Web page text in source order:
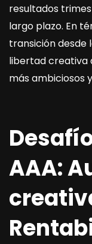
resultados
largo plazo. En
transición desde
libertad creativa
más ambiciosos
AAA: